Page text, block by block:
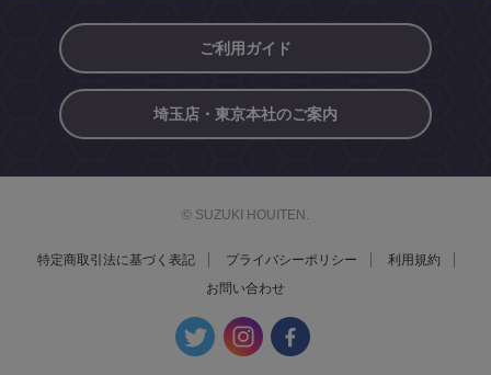
ご利用ガイド
埼玉店・東京本社のご案内
© SUZUKI HOUITEN.
特定商取引法に基づく表記 プライバシーポリシー
利用規約
お問い合わせ